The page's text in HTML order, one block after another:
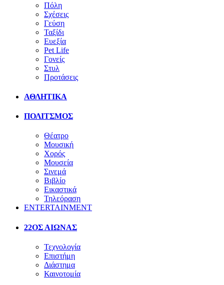
Πόλη
Σχέσεις
Γεύση
Ταξίδι
Ευεξία
Pet Life
Γονείς
Στυλ
Προτάσεις
ΑΘΛΗΤΙΚΑ
ΠΟΛΙΤΣΜΟΣ
Θέατρο
Μουσική
Χορός
Μουσεία
Σινεμά
Βιβλίο
Εικαστικά
Τηλεόραση
ENTERTAINMENT
22ΟΣ ΑΙΩΝΑΣ
Τεχνολογία
Επιστήμη
Διάστημα
Καινοτομία